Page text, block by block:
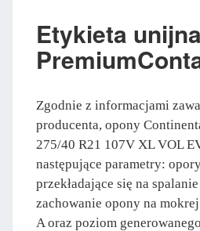
Etykieta unijna
Zgodnie z informacjami
producenta, opony
275/40 R21 107V XL VOL
następujące parametry:
przekładające się na
zachowanie opony na
A oraz poziom